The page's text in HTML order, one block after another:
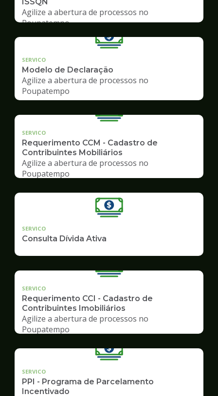
Agilize a abertura de processos no
Poupatempo
SERVICO
Modelo de Declaração
Agilize a abertura de processos no
Poupatempo
SERVICO
Requerimento CCM - Cadastro de
Contribuintes Mobiliários
Agilize a abertura de processos no
Poupatempo
SERVICO
Consulta Dívida Ativa
SERVICO
Requerimento CCI - Cadastro de
Contribuintes Imobiliários
Agilize a abertura de processos no
Poupatempo
SERVICO
PPI - Programa de Parcelamento
Incentivado